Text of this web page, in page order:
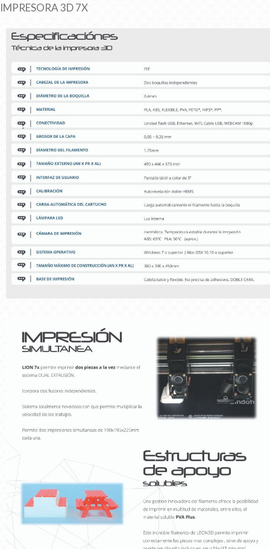
IMPRESORA 3D 7X